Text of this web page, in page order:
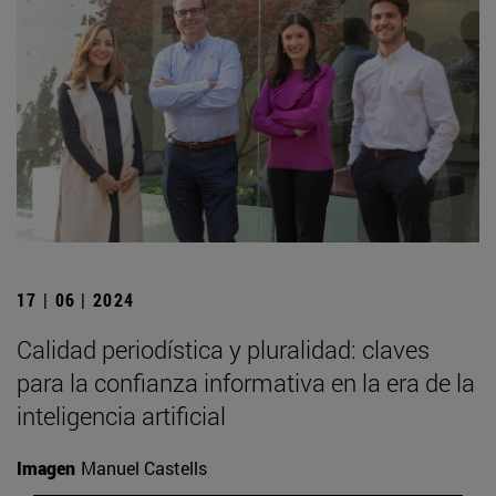
17 | 06 | 2024
Calidad periodística y pluralidad: claves
para la confianza informativa en la era de la
inteligencia artificial
Imagen Manuel Castells